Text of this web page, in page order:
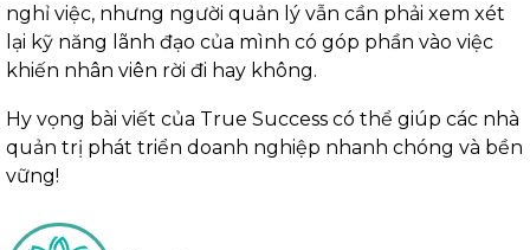
nghỉ việc, nhưng người quản lý vẫn cần phải xem xét
lại kỹ năng lãnh đạo của mình có góp phần vào việc
khiến nhân viên rời đi hay không.
Hy vọng bài viết của True Success có thể giúp các nhà
quản trị phát triển doanh nghiệp nhanh chóng và bền
vững!